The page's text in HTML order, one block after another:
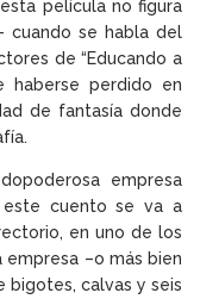
película no figura
cuando se habla del
de “Educando a
haberse perdido en
de fantasía donde
empresa
cuento se va a
en uno de los
–o más bien
bigotes, calvas y seis